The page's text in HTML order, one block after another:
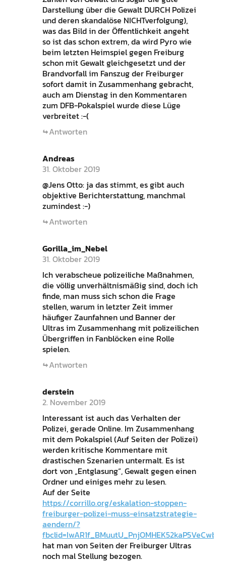
Darstellung über die Gewalt DURCH Polizei
und deren skandalöse NICHTverfolgung),
was das Bild in der Öffentlichkeit angeht
so ist das schon extrem, da wird Pyro wie
beim letzten Heimspiel gegen Freiburg
schon mit Gewalt gleichgesetzt und der
Brandvorfall im Fanszug der Freiburger
sofort damit in Zusammenhang gebracht,
auch am Dienstag in den Kommentaren
zum DFB-Pokalspiel wurde diese Lüge
verbreitet :-(
Antworten
Andreas
31. Oktober 2019
@Jens Otto: ja das stimmt, es gibt auch
objektive Berichterstattung, manchmal
zumindest :-)
Antworten
Gorilla_im_Nebel
31. Oktober 2019
Ich verabscheue polizeiliche Maßnahmen,
die völlig unverhältnismäßig sind, doch ich
finde, man muss sich schon die Frage
stellen, warum in letzter Zeit immer
häufiger Zaunfahnen und Banner der
Ultras im Zusammenhang mit polizeilichen
Übergriffen in Fanblöcken eine Rolle
spielen.
Antworten
derstein
2. November 2019
Interessant ist auch das Verhalten der
Polizei, gerade Online. Im Zusammenhang
mit dem Pokalspiel (Auf Seiten der Polizei)
werden kritische Kommentare mit
drastischen Szenarien untermalt. Es ist
dort von „Entglasung“, Gewalt gegen einen
Ordner und einiges mehr zu lesen.
Auf der Seite
https://corrillo.org/eskalation-stoppen-
freiburger-polizei-muss-einsatzstrategie-
aendern/?
hat man von Seiten der Freiburger Ultras
noch mal Stellung bezogen.